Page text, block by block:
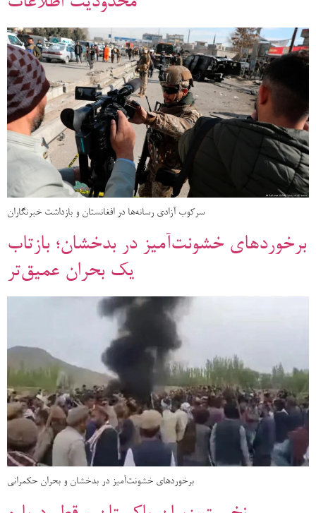
سرکوب آزادی رسانه‌ها در افغانستان و بازداشت خبرنگاران
برخوردهای خشونت‌آمیز در بدخشان؛ بازتاب
یک بحران عمیق‌تر
برخوردهای خشونت‌آمیز در بدخشان و بحران حکمرانی